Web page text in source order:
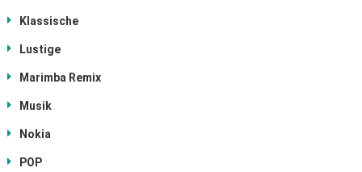
Klassische
Lustige
Marimba Remix
Musik
Nokia
POP